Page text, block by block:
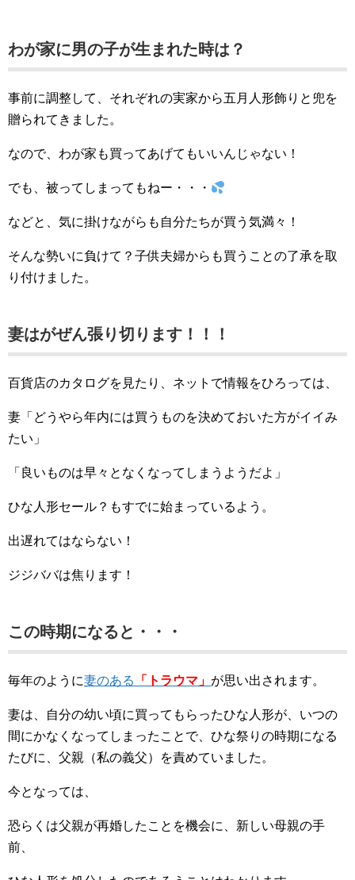
わが家に男の子が生まれた時は？
事前に調整して、それぞれの実家から五月人形飾りと兜を
贈られてきました。
なので、わが家も買ってあげてもいいんじゃない！
でも、被ってしまってもねー・・・
などと、気に掛けながらも自分たちが買う気満々！
そんな勢いに負けて？子供夫婦からも買うことの了承を取
り付けました。
妻はがぜん張り切ります！！！
百貨店のカタログを見たり、ネットで情報をひろっては、
妻「どうやら年内には買うものを決めておいた方がイイみ
たい」
「良いものは早々となくなってしまうようだよ」
ひな人形セール？もすでに始まっているよう。
出遅れてはならない！
ジジババは焦ります！
この時期になると・・・
毎年のように妻のある 「トラウマ」 が思い出されます。
妻は、自分の幼い頃に買ってもらったひな人形が、いつの
間にかなくなってしまったことで、ひな祭りの時期になる
たびに、父親（私の義父）を責めていました。
今となっては、
恐らくは父親が再婚したことを機会に、新しい母親の手
前、